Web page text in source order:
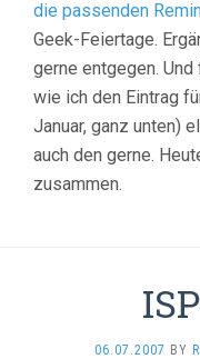
die passenden
Geek-Feiertage.
gerne entgegen.
wie ich den Eintrag
Januar, ganz unten)
auch den gerne.
zusammen.
06.07.2007 BY